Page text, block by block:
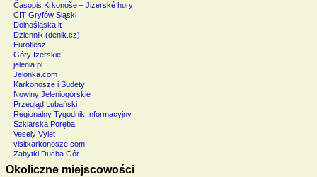
Časopis Krkonoše – Jizerské hory
CIT Gryfów Śląski
Dolnośląska it
Dziennik (denik.cz)
Euroflesz
Góry Izerskie
jelenia.pl
Jelonka.com
Karkonosze i Sudety
Nowiny Jeleniogórskie
Przegląd Lubański
Regionalny Tygodnik Informacyjny
Szklarska Poręba
Vesely Vylet
visitkarkonosze.com
Zabytki Ducha Gór
Okoliczne miejscowości